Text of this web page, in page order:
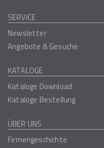
SERVICE
Newsletter
Angebote & Gesuche
KATALOGE
Kataloge Download
Kataloge Bestellung
ÜBER UNS
Firmengeschichte